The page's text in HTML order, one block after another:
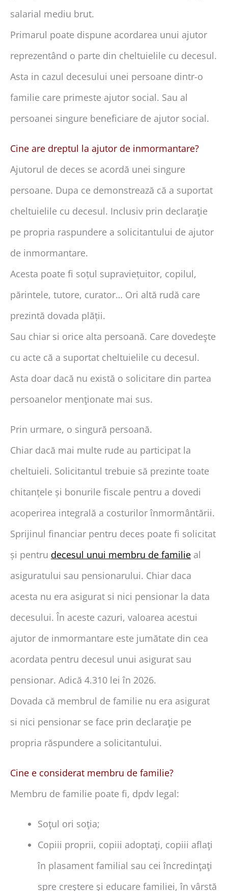
salarial mediu brut.
Primarul poate dispune acordarea unui ajutor
reprezentând o parte din cheltuielile cu decesul.
Asta in cazul decesului unei persoane dintr-o
familie care primeste ajutor social. Sau al
persoanei singure beneficiare de ajutor social.
Cine are dreptul la ajutor de inmormantare?
Ajutorul de deces se acordă unei singure
persoane. Dupa ce demonstrează că a suportat
cheltuielile cu decesul. Inclusiv prin declaraţie
pe propria raspundere a solicitantului de ajutor
de inmormantare.
Acesta poate fi soțul supraviețuitor, copilul,
părintele, tutore, curator… Ori altă rudă care
prezintă dovada plății.
Sau chiar si orice alta persoană. Care dovedeşte
cu acte că a suportat cheltuielile cu decesul.
Asta doar dacă nu există o solicitare din partea
persoanelor menţionate mai sus.
Prin urmare, o singură persoană.
Chiar dacă mai multe rude au participat la
cheltuieli. Solicitantul trebuie să prezinte toate
chitanțele și bonurile fiscale pentru a dovedi
acoperirea integrală a costurilor înmormântării.
Sprijinul financiar pentru deces poate fi solicitat
și pentru decesul unui membru de familie al
asiguratului sau pensionarului. Chiar daca
acesta nu era asigurat si nici pensionar la data
decesului. În aceste cazuri, valoarea acestui
ajutor de inmormantare este jumătate din cea
acordata pentru decesul unui asigurat sau
pensionar. Adică 4.310 lei în 2026.
Dovada că membrul de familie nu era asigurat
si nici pensionar se face prin declaraţie pe
propria răspundere a solicitantului.
Cine e considerat membru de familie?
Membru de familie poate fi, dpdv legal:
Soţul ori soţia;
Copiii proprii, copiii adoptaţi, copiii aflaţi
în plasament familial sau cei încredinţaţi
spre creştere şi educare familiei, în vârstă